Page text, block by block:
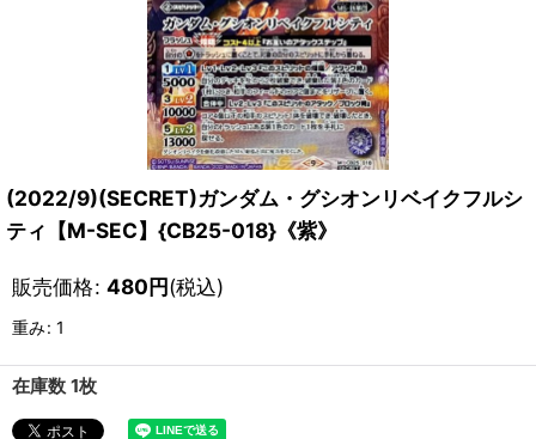
(2022/9)(SECRET)ガンダム・グシオンリベイクフルシ
ティ【M-SEC】{CB25-018}《紫》
販売価格: 480円(税込)
重み: 1
在庫数 1枚